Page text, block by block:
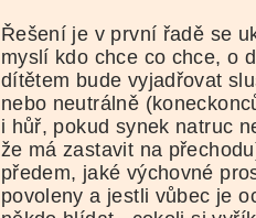
Řešení je v první řadě se
myslí kdo chce co chce, o
dítětem bude vyjadřovat
nebo neutrálně
i hůř, pokud synek natruc
že má zastavit na
předem, jaké výchovné
povoleny a jestli vůbec je